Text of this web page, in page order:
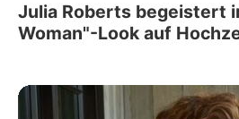
Julia Roberts begeistert
Woman"-Look auf